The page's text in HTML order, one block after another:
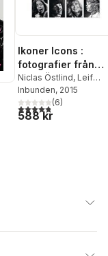
Ikoner Icons :
fotografier från
deciennerna som
aldrig tog slut
Niclas Östlind, Leif
Pagrotsky ,Bengt
Palmers,Bo
Lotta Lewenhaupt
Inbunden, 2015
4,8utav 5 stjärnor.
(6)
588 kr